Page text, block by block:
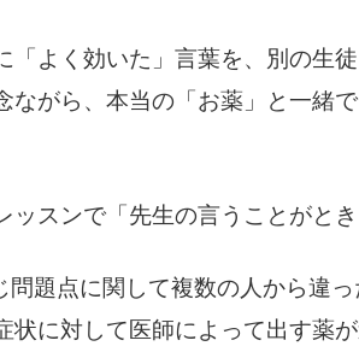
「よく効いた」言葉を、別の生
ながら、本当の「お薬」と一緒
ッスンで「先生の言うことがと
題点に関して複数の人から違っ
状に対して医師によって出す薬